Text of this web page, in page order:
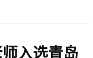
入选青岛